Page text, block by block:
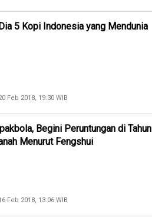
5 Kopi Indonesia yang Mendunia
Feb 2018, 19:30 WIB
Begini Peruntungan di Tahun
Menurut Fengshui
Feb 2018, 13:06 WIB